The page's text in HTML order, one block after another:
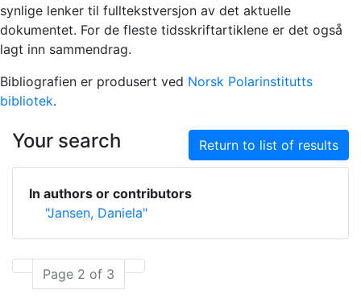
synlige lenker til fulltekstversjon av det aktuelle
dokumentet. For de fleste tidsskriftartiklene er det også
lagt inn sammendrag.
Bibliografien er produsert ved Norsk Polarinstitutts
bibliotek.
Your search Return to list of results
In authors or contributors
"Jansen, Daniela"
Page 2 of 3